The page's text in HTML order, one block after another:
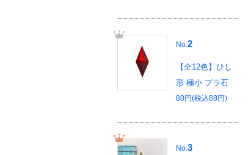
No.2
【全12色】ひし
形 極小 プラ石
80円(税込88円)
No.3